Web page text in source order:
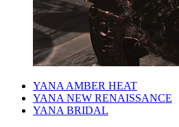
YANA AMBER HEAT
YANA NEW RENAISSANCE
YANA BRIDAL